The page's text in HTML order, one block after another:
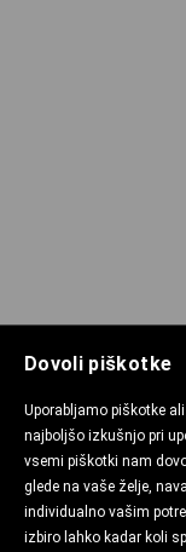
Dovoli piškotke
Uporabljamo piškotke
najboljšo izkušnjo pri
vsemi piškotki nam
glede na vaše želje,
individualno vašim
izbiro lahko kadar koli